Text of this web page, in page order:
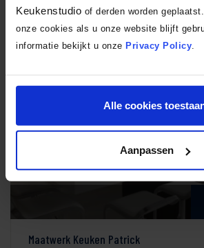
Keukenstudio of derden worden
onze cookies als u onze website blijft
informatie bekijkt u onze Privacy Policy
Alle cookies
Aanpassen
next125 brons spiegelglas keuken
nx680 | nx914
Maatwerk Keuken Patrick